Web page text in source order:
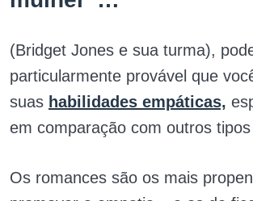
(Bridget Jones e sua turma),
particularmente provável que
suas habilidades empáticas,
em comparação com outros
Os romances são os mais